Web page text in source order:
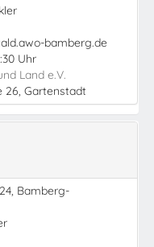
bamberg.de
Uhr
Land e.V.
26, Gartenstadt
Bamberg-